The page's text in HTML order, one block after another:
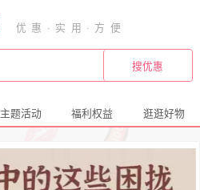
主题活动 福利权益 逛逛好物